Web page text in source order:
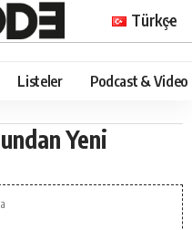
Türkçe
Listeler Podcast & Video
Yeni